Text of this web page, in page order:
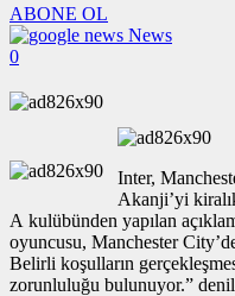
ABONE OL
News
0
Inter,
Akanji’yi
A kulübünden yapılan
oyuncusu, Manchester
Belirli koşulların
zorunluluğu bulunuyor.”